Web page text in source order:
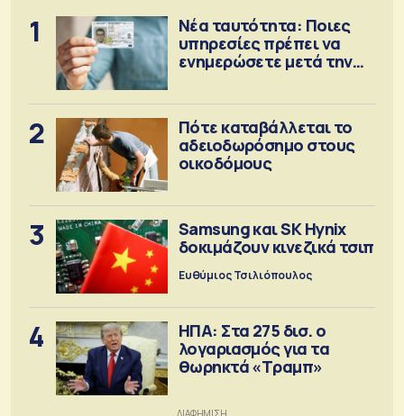
1
Νέα ταυτότητα: Ποιες
υπηρεσίες πρέπει να
ενημερώσετε μετά την
2
Πότε καταβάλλεται το
αδειοδωρόσημο στους
οικοδόμους
3
Samsung και SK Hynix
δοκιμάζουν κινεζικά τσιπ
Ευθύμιος Τσιλιόπουλος
4
ΗΠΑ: Στα 275 δισ. ο
λογαριασμός για τα
θωρηκτά «Τραμπ»